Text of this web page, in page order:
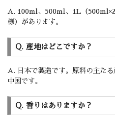
A. 100ml、500ml、1L（
様）があります。
Q. 産地はどこですか？
A. 日本で製造です。原料の主たる
中国です。
Q. 香りはありますか？